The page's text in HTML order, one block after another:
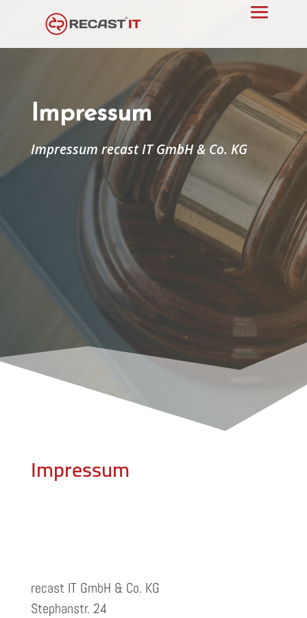
Impressum
Impressum recast IT GmbH & Co. KG
Impressum
recast IT GmbH & Co. KG
Stephanstr. 24